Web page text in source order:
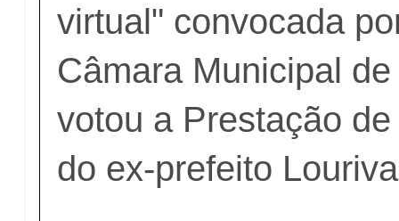
virtual" convocada
Câmara Municipal
votou a Prestação
do ex-prefeito